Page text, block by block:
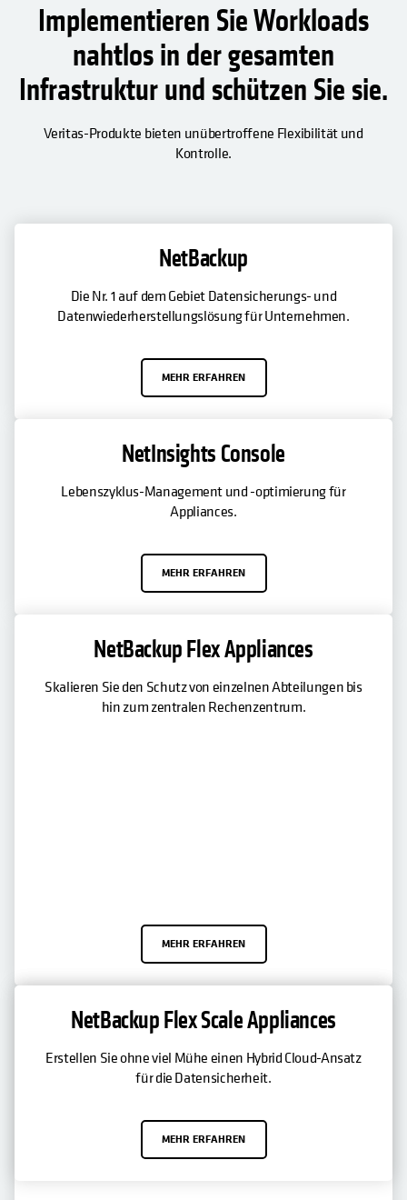
Implementieren Sie Workloads
nahtlos in der gesamten
Infrastruktur und schützen Sie sie.
Veritas-Produkte bieten unübertroffene Flexibilität und
Kontrolle.
NetBackup
Die Nr. 1 auf dem Gebiet Datensicherungs- und
Datenwiederherstellungslösung für Unternehmen.
MEHR ERFAHREN
NetInsights Console
Lebenszyklus-Management und -optimierung für
Appliances.
MEHR ERFAHREN
NetBackup Flex Appliances
Skalieren Sie den Schutz von einzelnen Abteilungen bis
hin zum zentralen Rechenzentrum.
MEHR ERFAHREN
NetBackup Flex Scale Appliances
Easily create a hybrid cloud approach to data protection.
NetBackup Flex Scale Appliances
Erstellen Sie ohne viel Mühe einen Hybrid Cloud-Ansatz
für die Datensicherheit.
MEHR ERFAHREN